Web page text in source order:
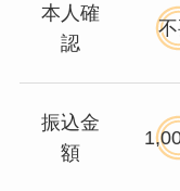
本人確
認
振込金
額